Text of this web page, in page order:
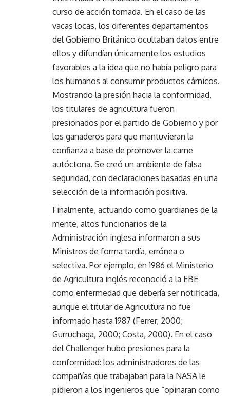
curso de acción tomada. En el caso de las
vacas locas, los diferentes departamentos
del Gobierno Británico ocultaban datos entre
ellos y difundían únicamente los estudios
favorables a la idea que no había peligro para
los humanos al consumir productos cárnicos.
Mostrando la presión hacia la conformidad,
los titulares de agricultura fueron
presionados por el partido de Gobierno y por
los ganaderos para que mantuvieran la
confianza a base de promover la carne
autóctona. Se creó un ambiente de falsa
seguridad, con declaraciones basadas en una
selección de la información positiva.
Finalmente, actuando como guardianes de la
mente, altos funcionarios de la
Administración inglesa informaron a sus
Ministros de forma tardía, errónea o
selectiva. Por ejemplo, en 1986 el Ministerio
de Agricultura inglés reconoció a la EBE
como enfermedad que debería ser notificada,
aunque el titular de Agricultura no fue
informado hasta 1987 (Ferrer, 2000;
Gurruchaga, 2000; Costa, 2000). En el caso
del Challenger hubo presiones para la
conformidad: los administradores de las
compañías que trabajaban para la NASA le
pidieron a los ingenieros que “opinaran como